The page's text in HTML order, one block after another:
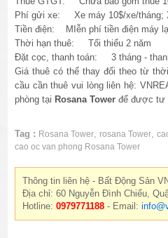
Phí gửi xe: Xe máy 10$/xe/tháng;
Tiền điện: MIễn phí tiền điện máy
Thời hạn thuê: Tối thiểu 2 năm
Đặt cọc, thanh toán: 3 tháng -
Giá thuê có thể thay đổi theo từ
cầu cần thuê vui lòng liên hệ:
phòng tại Rosana Tower để được tư
Tag : Rosana Tower rosana Tower ,
cao oc van phong Rosana Tower
Thông tin liên hệ - Bất Động Sản
Địa chỉ: 60 Nguyễn Đình Chiểu,
Hotline:0979771188 - Email: